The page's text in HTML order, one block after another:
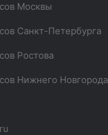
Москвы
Санкт-Петербурга
Ростова
Нижнего Новгорода